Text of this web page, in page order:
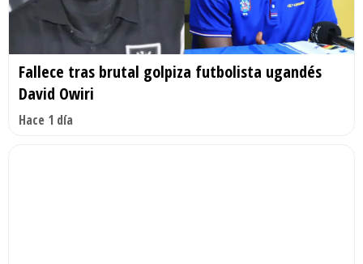
Fallece tras brutal golpiza futbolista ugandés
David Owiri
Hace 1 día